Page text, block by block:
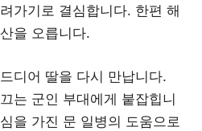
가기로 결심합니다. 한편 해
을 오릅니다.
디어 딸을 다시 만납니다.
는 군인 부대에게 붙잡힙니
을 가진 문 일병의 도움으로